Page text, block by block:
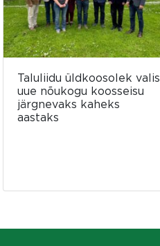
Taluliidu üldkoosolek valis
uue nõukogu koosseisu
järgnevaks kaheks
aastaks